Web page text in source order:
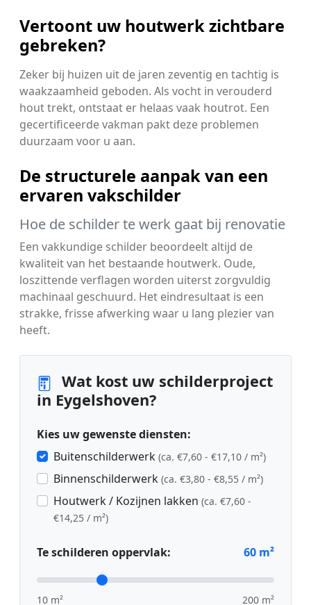
Vertoont uw houtwerk zichtbare
gebreken?
Zeker bij huizen uit de jaren zeventig en tachtig is
waakzaamheid geboden. Als vocht in verouderd
hout trekt, ontstaat er helaas vaak houtrot. Een
gecertificeerde vakman pakt deze problemen
duurzaam voor u aan.
De structurele aanpak van een
ervaren vakschilder
Hoe de schilder te werk gaat bij renovatie
Een vakkundige schilder beoordeelt altijd de
kwaliteit van het bestaande houtwerk. Oude,
loszittende verflagen worden uiterst zorgvuldig
machinaal geschuurd. Het eindresultaat is een
strakke, frisse afwerking waar u lang plezier van
heeft.
Wat kost uw schilderproject
in Eygelshoven?
Kies uw gewenste diensten:
Buitenschilderwerk (ca. €7,60 - €17,10 / m²)
Binnenschilderwerk (ca. €3,80 - €8,55 / m²)
Houtwerk / Kozijnen lakken (ca. €7,60 -
€14,25 / m²)
Te schilderen oppervlak: 60 m²
10 m² 200 m²